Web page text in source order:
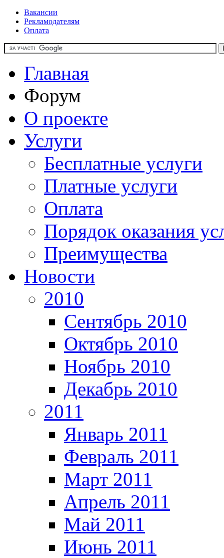
Вакансии
Рекламодателям
Оплата
Главная
Форум
О проекте
Услуги
Бесплатные услуги
Платные услуги
Оплата
Порядок оказания
Преимущества
Новости
2010
Сентябрь 2010
Октябрь 2010
Ноябрь 2010
Декабрь 2010
2011
Январь 2011
Февраль 2011
Март 2011
Апрель 2011
Май 2011
Июнь 2011